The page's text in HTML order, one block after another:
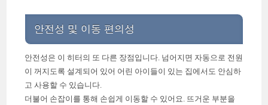
안전성 및 이동 편의성
안전성은 이 히터의 또 다른 장점입니다. 넘어지면 자동으로 전원
이 꺼지도록 설계되어 있어 어린 아이들이 있는 집에서도 안심하
고 사용할 수 있습니다.
더불어 손잡이를 통해 손쉽게 이동할 수 있어요. 뜨거운 부분을